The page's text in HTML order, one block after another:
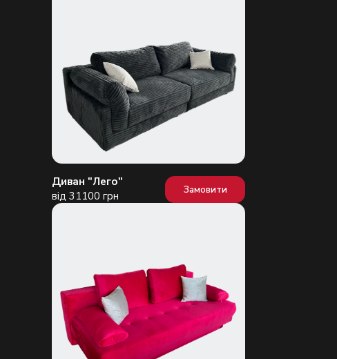
Диван "Лего"
від 31100 грн
Замовити